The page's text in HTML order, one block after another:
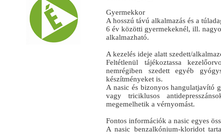
Gyermekkor
A hosszú távú alkalmazás és a
6 év közötti gyermekeknél, ill.
alkalmazható.
A kezelés ideje alatt szedett/
Feltétlenül tájékoztassa
nemrégiben szedett egyéb
készítményeket is.
A nasic és bizonyos hangulatjavító
vagy triciklusos
megemelhetik a vérnyomást.
Fontos információk a nasic egyes
A nasic benzalkónium-kloridot